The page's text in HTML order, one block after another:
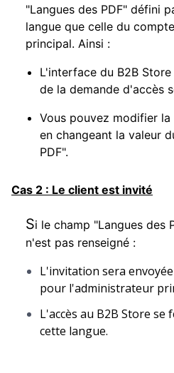
"Langues des PDF" défini
langue que celle du
principal. Ainsi :
L'interface du B2B
de la demande d'accès
Vous pouvez modifier
en changeant la valeur
PDF".
Cas 2 : Le client est invité
Si le champ "Langues des
n'est pas renseigné :
L'invitation sera
pour l'administrateur
L'accès au B2B Store se
cette langue.